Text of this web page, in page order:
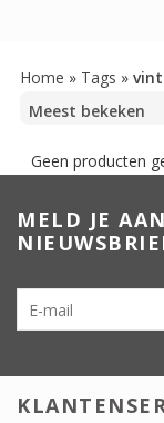
Home » Tags »
Geen producten
MELD JE